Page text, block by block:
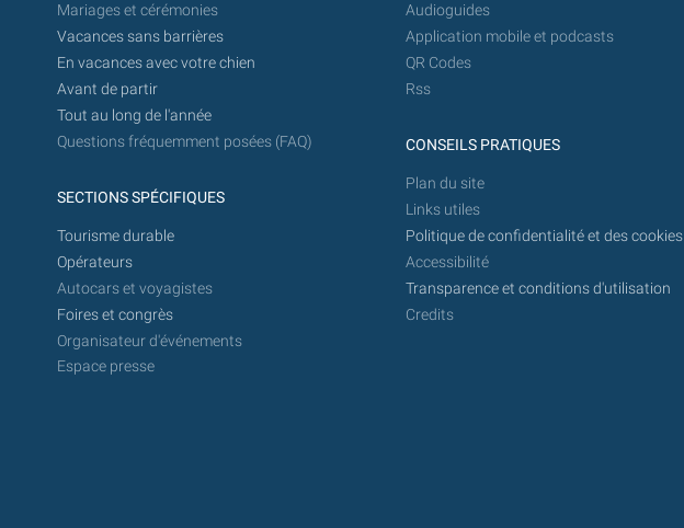
Mariages et cérémonies
Vacances sans barrières
En vacances avec votre chien
Avant de partir
Tout au long de l'année
Questions fréquemment posées (FAQ)
SECTIONS SPÉCIFIQUES
Tourisme durable
Opérateurs
Autocars et voyagistes
Foires et congrès
Organisateur d'événements
Espace presse
Audioguides
Application mobile et podcasts
QR Codes
Rss
CONSEILS PRATIQUES
Plan du site
Links utiles
Politique de confidentialité et des cookies
Accessibilité
Transparence et conditions d'utilisation
Credits